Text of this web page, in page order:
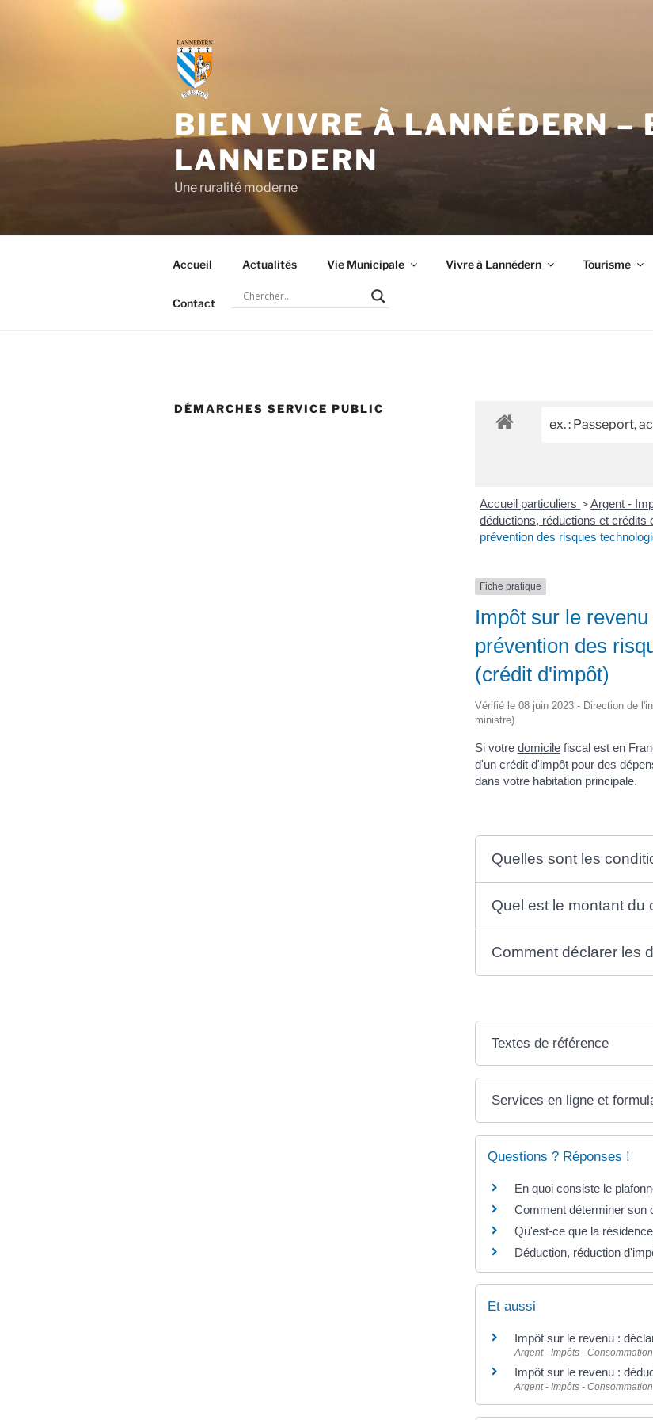
BIEN VIVRE À LANNÉDERN –
LANNEDERN
Une ruralité moderne
Accueil Actualités Vie Municipale Vivre à Lannédern Tourisme
Contact
DÉMARCHES SERVICE PUBLIC
Accueil particuliers >Argent -
déductions, réductions et crédits
prévention des risques
Fiche pratique
Impôt sur le
prévention des
(crédit d'impôt)
Vérifié le 08 juin 2023 - Direction de
ministre)
Si votre domicilefiscal est en
d'un crédit d'impôt pour des
dans votre habitation principale.
Quelles sont les
Quel est le montant du
Comment déclarer les
Textes de référence
Services en ligne et
Questions ? Réponses !
En quoi consiste le
Comment déterminer son
Qu'est-ce que la
Déduction, réduction
Et aussi
Impôt sur le revenu :
Argent - Impôts - Consommation
Impôt sur le revenu :
Argent - Impôts - Consommation